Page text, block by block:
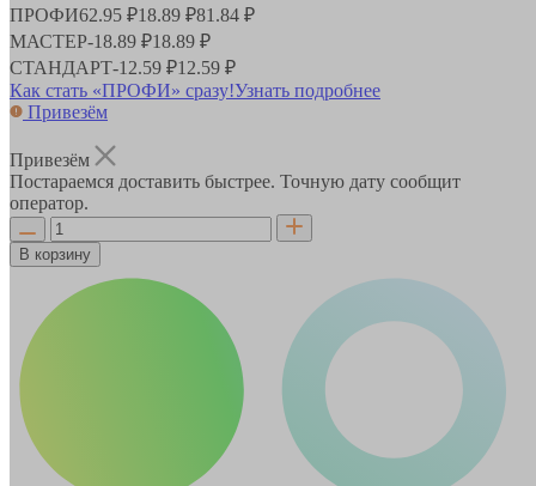
ПРОФИ62.95 ₽18.89 ₽81.84 ₽
МАСТЕР-18.89 ₽18.89 ₽
СТАНДАРТ-12.59 ₽12.59 ₽
Как стать «ПРОФИ» сразу!Узнать подробнее
Привезём
Привезём
Постараемся доставить быстрее. Точную дату сообщит
оператор.
В корзину